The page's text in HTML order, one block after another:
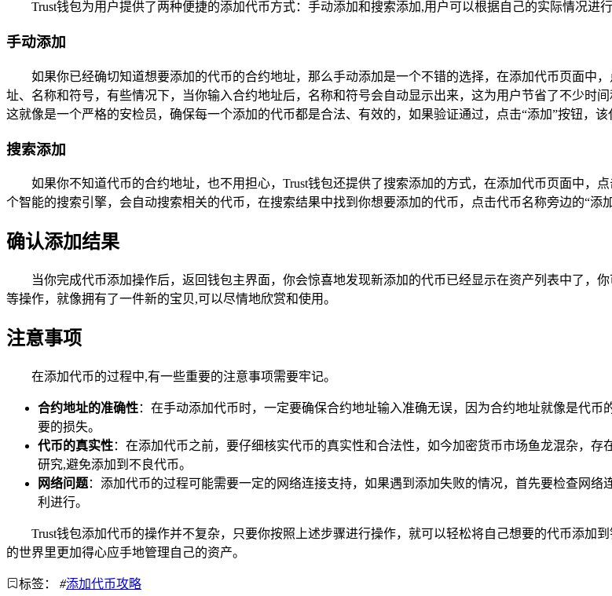
Trust钱包为用户提供了两种便捷的添加代币方式：手动添加和搜索添加,用户可以根据自己的实际情况进行
手动添加
如果你已经确切知道想要添加的代币的合约地址，那么手动添加是一个不错的选择，在添加代币页面中
址、名称和符号，有些情况下，当你输入合约地址后，名称和符号会自动显示出来，这为用户节省了不少时
这就像是一个严格的安检员，确保每一个添加的代币都是合法、有效的，如果验证通过，点击“添加”按钮，
搜索添加
如果你不知道代币的合约地址，也不用担心，Trust钱包还提供了搜索添加的方式，在添加代币页面中，
个智能的搜索引擎，会自动搜索相关的代币，在搜索结果中找到你想要添加的代币，点击代币名称旁边的“添
确认添加结果
当你完成代币添加操作后，返回钱包主界面，你会惊喜地发现新添加的代币已经显示在资产列表中了，
等操作，就像拥有了一件新的宝贝,可以尽情地欣赏和使用。
注意事项
在添加代币的过程中,有一些重要的注意事项需要牢记。
合约地址的准确性：在手动添加代币时，一定要确保合约地址输入准确无误，因为合约地址就像是代
要的损失。
代币的真实性：在添加代币之前，要仔细核实代币的真实性和合法性，如今加密货币市场鱼龙混杂，
研究,避免添加到不良代币。
网络问题：添加代币的过程可能需要一定的网络连接支持，如果遇到添加失败的情况，首先要检查网
利进行。
Trust钱包添加代币的操作并不复杂，只要你按照上述步骤进行操作，就可以轻松将自己想要的代币添加
的世界里更加得心应手地管理自己的资产。
标签： #添加代币攻略